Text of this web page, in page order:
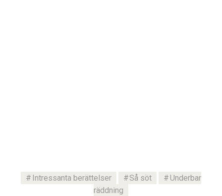
Intressanta berättelser Så söt
Underbar
räddning